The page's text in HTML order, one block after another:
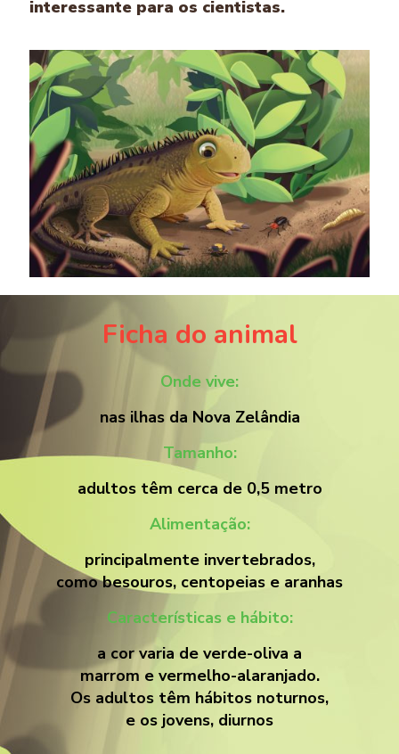
interessante para os cientistas.
Ficha do animal
Onde vive:
nas ilhas da Nova Zelândia
Tamanho:
adultos têm cerca de 0,5 metro
Alimentação:
principalmente invertebrados,
como besouros, centopeias e aranhas
Características e hábito:
a cor varia de verde-oliva a
marrom e vermelho-alaranjado.
Os adultos têm hábitos noturnos,
e os jovens, diurnos